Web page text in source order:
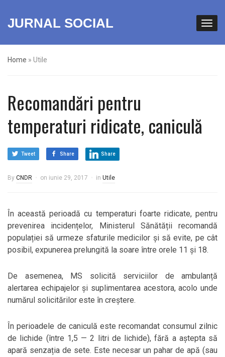
JURNAL SOCIAL
Home » Utile
Recomandări pentru
temperaturi ridicate, caniculă
Tweet Share Share
By CNDR on iunie 29, 2017 in Utile
În această perioadă cu temperaturi foarte ridicate, pentru
prevenirea incidențelor, Ministerul Sănătății recomandă
populației să urmeze sfaturile medicilor și să evite, pe cât
posibil, expunerea prelungită la soare între orele 11 și 18.
De asemenea, MS solicită serviciilor de ambulanță
alertarea echipajelor și suplimentarea acestora, acolo unde
numărul solicitărilor este în creștere.
În perioadele de caniculă este recomandat consumul zilnic
de lichide (între 1,5 — 2 litri de lichide), fără a aștepta să
apară senzația de sete. Este necesar un pahar de apă (sau